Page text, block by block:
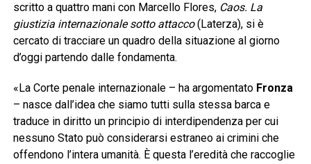
scritto a quattro mani con Marcello Flores, Caos. La
giustizia internazionale sotto attacco(Laterza), si è
cercato di tracciare un quadro della situazione al giorno
d’oggi partendo dalle fondamenta.
«La Corte penale internazionale – ha argomentato Fronza
– nasce dall’idea che siamo tutti sulla stessa barca e
traduce in diritto un principio di interdipendenza per cui
nessuno Stato può considerarsi estraneo ai crimini che
offendono l’intera umanità. È questa l’eredità che raccoglie